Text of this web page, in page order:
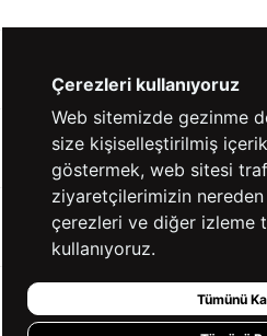
YARDIM
BİZE ULAŞIN
HIZLI ERİŞİM
Çerezleri kullanıyoruz
Web sitemizde gezinme
size kişiselleştirilmiş
göstermek, web sitesi
ziyaretçilerimizin
çerezleri ve diğer izleme
kullanıyoruz.
Tümünü